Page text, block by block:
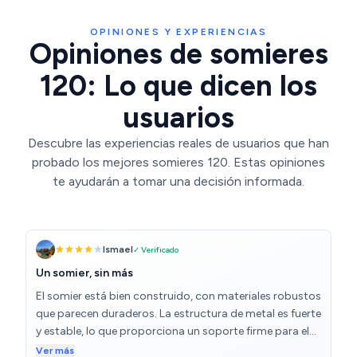
OPINIONES Y EXPERIENCIAS
Opiniones de somieres
120: Lo que dicen los
usuarios
Descubre las experiencias reales de usuarios que han
probado los mejores somieres 120. Estas opiniones
te ayudarán a tomar una decisión informada.
Ismael✓ Verificado
Un somier, sin más
El somier está bien construido, con materiales robustos
que parecen duraderos. La estructura de metal es fuerte
y estable, lo que proporciona un soporte firme para el
colchón. Me gusta el diseño minimalista, que se adapta
Ver más